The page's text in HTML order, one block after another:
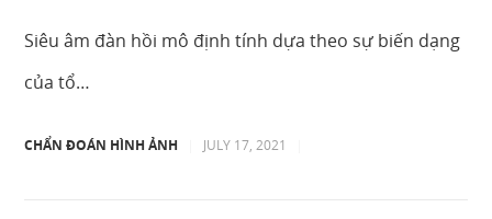
Siêu âm đàn hồi mô định tính dựa theo sự biến dạng
của tổ…
CHẨN ĐOÁN HÌNH ẢNH JULY 17, 2021